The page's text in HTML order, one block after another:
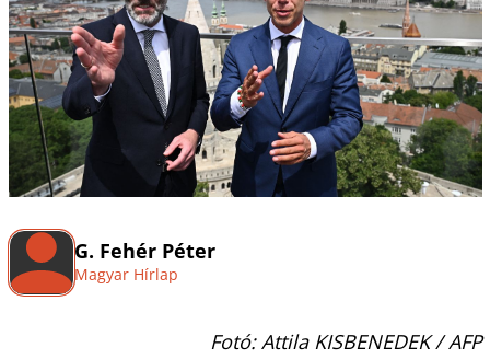
G. Fehér Péter
Magyar Hírlap
Fotó: Attila KISBENEDEK / AFP